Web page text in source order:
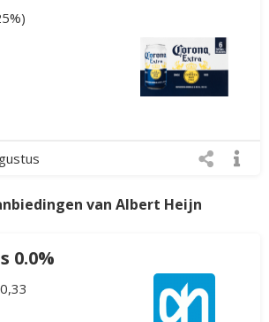
van Albert Heijn
0.0%